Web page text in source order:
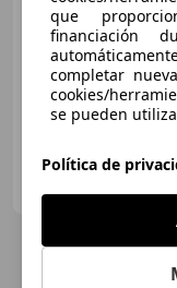
01/2025
GESTICAN
que
financiación
completar
cookies/
se pueden
Política de